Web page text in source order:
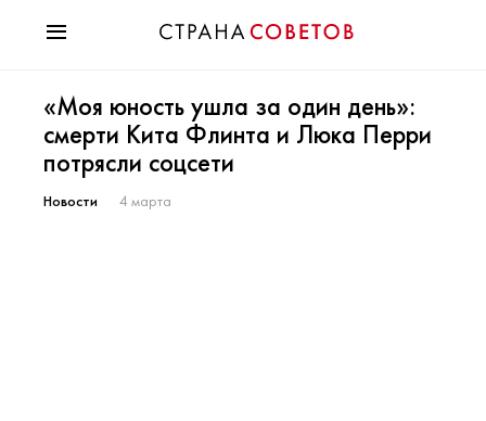
Мода
Звезды
Гороскопы
Здоровье
«Моя юность ушла за один день»:
смерти Кита Флинта и Люка Перри
потрясли соцсети
Новости 4 марта